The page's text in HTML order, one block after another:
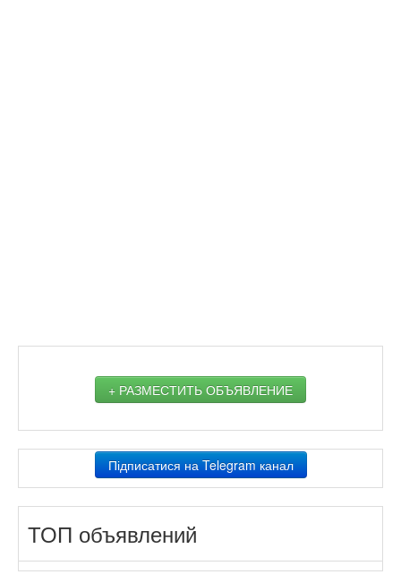
+ РАЗМЕСТИТЬ ОБЪЯВЛЕНИЕ
Підписатися на Telegram канал
ТОП объявлений